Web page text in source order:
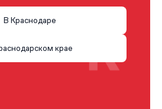
В Краснодаре
крае